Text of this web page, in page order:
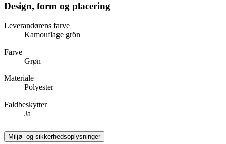
Design, form og placering
Leverandørens farve
Kamouflage grön
Farve
Grøn
Materiale
Polyester
Faldbeskytter
Ja
Miljø- og sikkerhedsoplysninger